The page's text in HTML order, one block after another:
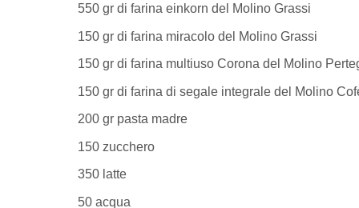
550 gr di farina einkorn del Molino Grassi
150 gr di farina miracolo del Molino Grassi
150 gr di farina multiuso Corona del Molino
150 gr di farina di segale integrale del Molino
200 gr pasta madre
150 zucchero
350 latte
50 acqua